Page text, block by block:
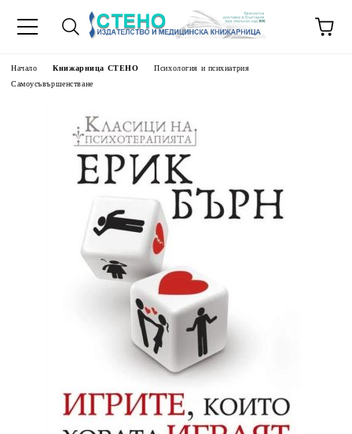
Начало Книжарница СТЕНО
Психология и психиатрия
Самоусъвършенстване